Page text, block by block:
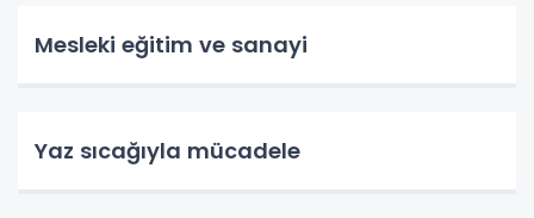
Mesleki eğitim ve sanayi
Yaz sıcağıyla mücadele